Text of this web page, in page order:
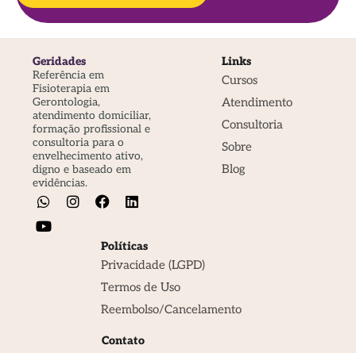
Geridades
Referência em
Fisioterapia em
Gerontologia,
atendimento domiciliar,
formação profissional e
consultoria para o
envelhecimento ativo,
digno e baseado em
evidências.
Links
Cursos
Atendimento
Consultoria
Sobre
Blog
Políticas
Privacidade (LGPD)
Termos de Uso
Reembolso/Cancelamento
Contato